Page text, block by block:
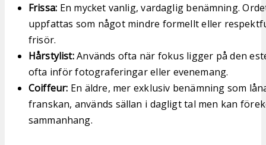
Frissa: En mycket vanlig, vardaglig benämning.
uppfattas som något mindre formellt eller
frisör.
Hårstylist:Används ofta när fokus ligger på den
ofta inför fotograferingar eller evenemang.
Coiffeur: En äldre, mer exklusiv benämning som
franskan, används sällan i dagligt tal men kan
sammanhang.